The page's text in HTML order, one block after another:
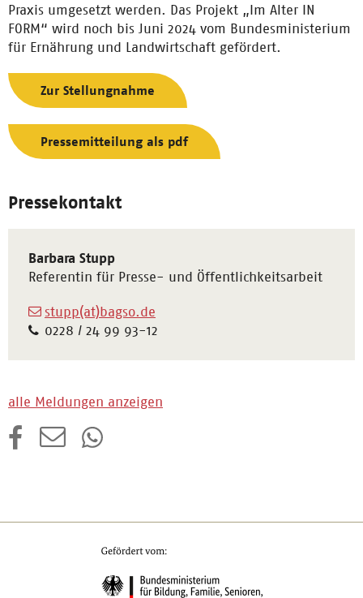
Praxis umgesetzt werden. Das Projekt „Im Alter IN
FORM“ wird noch bis Juni 2024 vom Bundesministerium
für Ernährung und Landwirtschaft gefördert.
Zur Stellungnahme
Pressemitteilung als pdf
Pressekontakt
Barbara Stupp
Referentin für Presse- und Öffentlichkeitsarbeit
stupp(at)bagso.de
0228 / 24 99 93-12
alle Meldungen anzeigen